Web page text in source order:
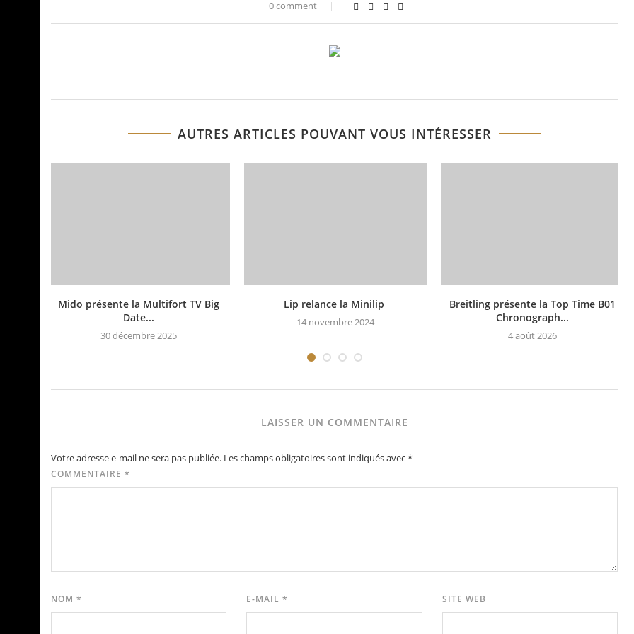
0 comment
AUTRES ARTICLES POUVANT VOUS INTÉRESSER
Mido présente la Multifort TV Big
Date...
30 décembre 2025
Lip relance la Minilip
14 novembre 2024
Breitling présente la Top Time B01
Chronograph...
4 août 2026
LAISSER UN COMMENTAIRE
Votre adresse e-mail ne sera pas publiée. Les champs obligatoires sont indiqués avec*
COMMENTAIRE *
NOM * E-MAIL* SITE WEB